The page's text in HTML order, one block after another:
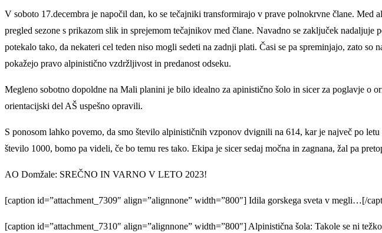
V soboto 17.decembra je napočil dan, ko se tečajniki transformirajo v prave polnokrvne člane. Med
pregled sezone s prikazom slik in sprejemom tečajnikov med člane. Navadno se zaključek
potekalo tako, da nekateri cel teden niso mogli sedeti na zadnji plati. Časi se pa spreminjajo, zato
pokažejo pravo alpinistično vzdržljivost in predanost odseku.
Megleno sobotno dopoldne na Mali planini je bilo idealno za apinistično šolo in sicer za poglavje o
orientacijski del AŠ uspešno opravili.
S ponosom lahko povemo, da smo število alpinističnih vzponov dvignili na 614, kar je največ po
število 1000, bomo pa videli, če bo temu res tako. Ekipa je sicer sedaj močna in zagnana, žal pa
AO Domžale: SREČNO IN VARNO V LETO 2023!
[caption id=”attachment_7309″ align=”alignnone” width=”800″] Idila gorskega sveta v megli…[/
[caption id=”attachment_7310″ align=”alignnone” width=”800″] Alpinistična šola: Takole se ni